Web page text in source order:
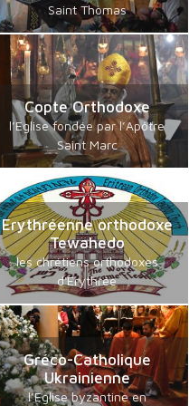
Saint Thomas
Copte Orthodoxe
l’Eglise fondée par l’Apôtre
Saint Marc
Erythréenne orthodoxe
Tewahedo
les chrétiens orthodoxes
d'Erythrée
Gréco-Catholique
Ukrainienne
l’Eglise byzantine en